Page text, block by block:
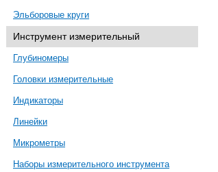
Эльборовые круги
Инструмент измерительный
Глубиномеры
Головки измерительные
Индикаторы
Линейки
Микрометры
Наборы измерительного инструмента